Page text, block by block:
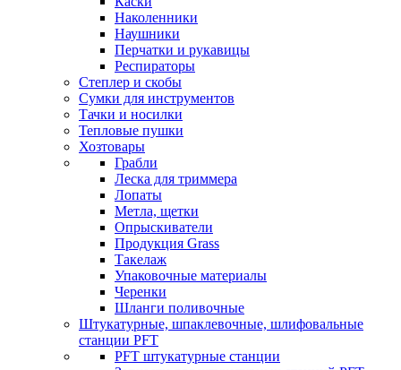
Наколенники
Наушники
Перчатки и рукавицы
Респираторы
Степлер и скобы
Сумки для инструментов
Тачки и носилки
Тепловые пушки
Хозтовары
Грабли
Леска для триммера
Лопаты
Метла, щетки
Опрыскиватели
Продукция Grass
Такелаж
Упаковочные материалы
Черенки
Шланги поливочные
Штукатурные, шпаклевочные, шлифовальные
станции PFT
PFT штукатурные станции